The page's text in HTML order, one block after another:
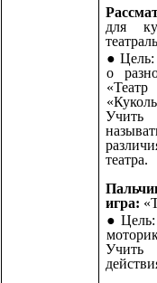
для
Цель:
о
Учить
театра.
игра:
Цель:
Учить